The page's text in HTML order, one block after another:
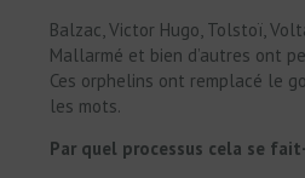
Balzac, Victor Hugo, Tolstoï,
Mallarmé et bien d’autres ont
Ces orphelins ont remplacé le
les mots.
Par quel processus cela se